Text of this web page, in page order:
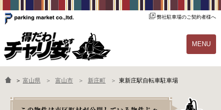
弊社駐車場のご契約者様へ
MENU
物件一覧 ご契約の流れ
よくあるご質問 駐輪場オーナー様へ
＞ 富山県 富山市 新庄町 東新庄駅自転車駐車場